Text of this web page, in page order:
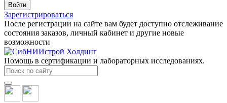
Зарегистрироваться
После регистрации на сайте вам будет доступно отслеживание
состояния заказов, личный кабинет и другие новые
возможности
Помощь в сертификации и лабораторных исследованиях.